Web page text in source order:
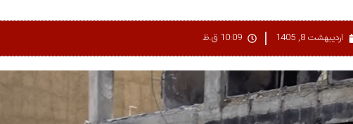
اردیبهشت 8, 1405 10:09 ق.ظ